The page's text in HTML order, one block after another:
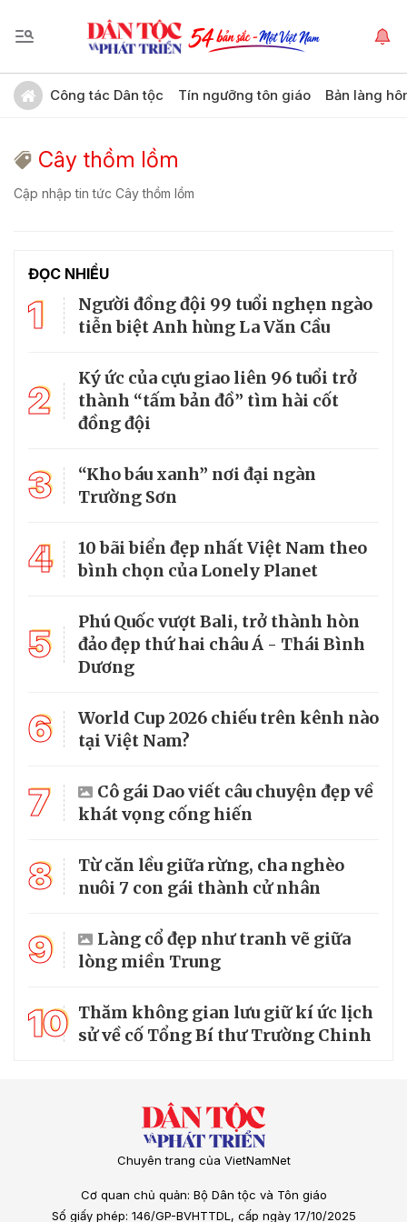
Công tác Dân tộc Tín ngưỡng tôn giáo Bản làng
Cây thồm lồm
Cập nhập tin tức Cây thồm lồm
ĐỌC NHIỀU
1
Người đồng đội 99 tuổi nghẹn ngào
tiễn biệt Anh hùng La Văn Cầu
2
Ký ức của cựu giao liên 96 tuổi trở
thành “tấm bản đồ” tìm hài cốt
đồng đội
3
“Kho báu xanh” nơi đại ngàn
Trường Sơn
4
10 bãi biển đẹp nhất Việt Nam theo
bình chọn của Lonely Planet
5
Phú Quốc vượt Bali, trở thành hòn
đảo đẹp thứ hai châu Á - Thái Bình
Dương
6
World Cup 2026 chiếu trên kênh nào
tại Việt Nam?
7
Cô gái Dao viết câu chuyện đẹp về
khát vọng cống hiến
8
Từ căn lều giữa rừng, cha nghèo
nuôi 7 con gái thành cử nhân
9
Làng cổ đẹp như tranh vẽ giữa
lòng miền Trung
10 Thăm không gian lưu giữ kí ức lịch
sử về cố Tổng Bí thư Trường Chinh
Chuyên trang của VietNamNet
Cơ quan chủ quản: Bộ Dân tộc và Tôn giáo
Số giấy phép: 146/GP-BVHTTDL, cấp ngày 17/10/2025